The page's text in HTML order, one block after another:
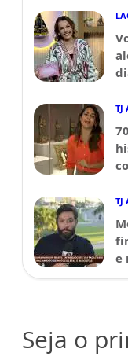
TJ
TJ
e
Seja o